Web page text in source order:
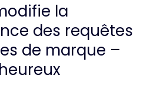
la
des requêtes
de marque –